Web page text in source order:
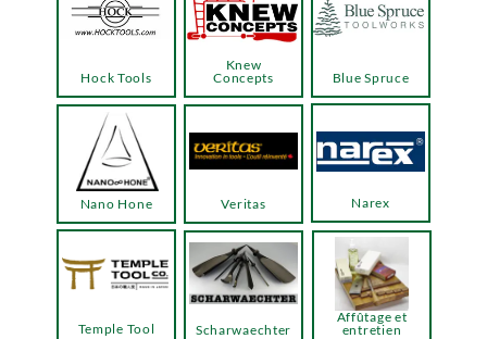
Hock Tools
Knew
Concepts
Temple Tool
Blue Spruce
Narex
Veritas
Nano Hone
Scharwaechter
Affûtage et
entretien